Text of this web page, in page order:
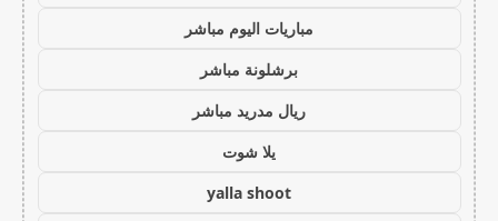
مباريات اليوم مباشر
برشلونة مباشر
ريال مدريد مباشر
يلا شوت
yalla shoot